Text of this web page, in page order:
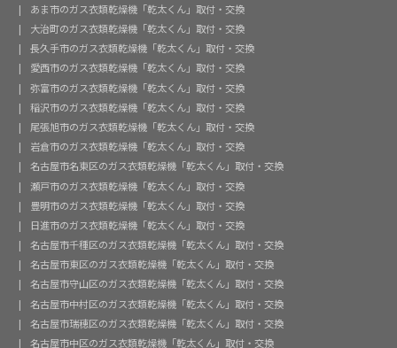
あま市のガス衣類乾燥機「乾太くん」取付・交換
大治町のガス衣類乾燥機「乾太くん」取付・交換
長久手市のガス衣類乾燥機「乾太くん」取付・交換
愛西市のガス衣類乾燥機「乾太くん」取付・交換
弥富市のガス衣類乾燥機「乾太くん」取付・交換
稲沢市のガス衣類乾燥機「乾太くん」取付・交換
尾張旭市のガス衣類乾燥機「乾太くん」取付・交換
岩倉市のガス衣類乾燥機「乾太くん」取付・交換
名古屋市名東区のガス衣類乾燥機「乾太くん」取付・交換
瀬戸市のガス衣類乾燥機「乾太くん」取付・交換
豊明市のガス衣類乾燥機「乾太くん」取付・交換
日進市のガス衣類乾燥機「乾太くん」取付・交換
名古屋市千種区のガス衣類乾燥機「乾太くん」取付・交換
名古屋市東区のガス衣類乾燥機「乾太くん」取付・交換
名古屋市守山区のガス衣類乾燥機「乾太くん」取付・交換
名古屋市中村区のガス衣類乾燥機「乾太くん」取付・交換
名古屋市瑞穂区のガス衣類乾燥機「乾太くん」取付・交換
名古屋市中区のガス衣類乾燥機「乾太くん」取付・交換